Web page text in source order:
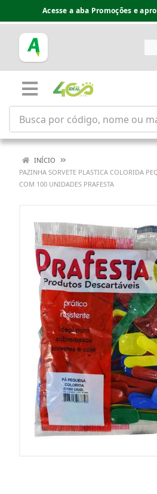
Acesse a aba Promoções e
INÍCIO
PAZINHA SORVETE PLASTICA COLORIDA
COM 100 UNIDADES PRAFESTA